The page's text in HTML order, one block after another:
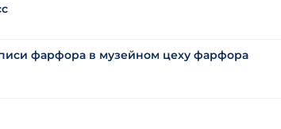
фарфора в музейном цеху фарфора